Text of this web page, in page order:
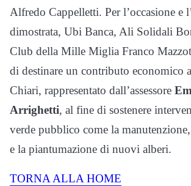
Alfredo Cappelletti. Per l’occasione e
dimostrata, Ubi Banca, Ali Solidali
Club della Mille Miglia Franco
di destinare un contributo economico
Chiari, rappresentato dall’assessore
Arrighetti, al fine di sostenere
verde pubblico come la
e la piantumazione di nuovi alberi.
TORNA ALLA HOME